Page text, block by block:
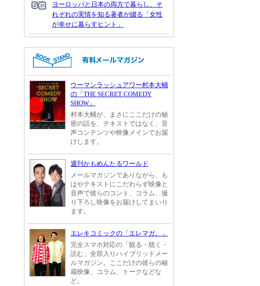
ヨーロッパと日本の両方で暮らし、そ
れぞれの実情を知る著者が綴る「女性
が幸せに暮らすヒント」
ウーマンラッシュアワー村本大輔
の「THE SECRET COMEDY
SHOW」
村本大輔が、まさにここだけの秘
密の話を、テキストではなく、音
声コンテンツや映像メインでお届
けします。
週刊かもめんたるワールド
メールマガジンでありながら、も
はやテキストにこだわらず映像と
音声で彼らのコント、コラム、撮
り下ろし映像をお届けしてまいり
ます。
エレキコミックの「エレマガ。」
完全スマホ対応の「観る・聴く・
読む」全部入りハイブリッドメー
ルマガジン。ここだけの彼らの秘
蔵映像、コラム、トークなどな
ど。